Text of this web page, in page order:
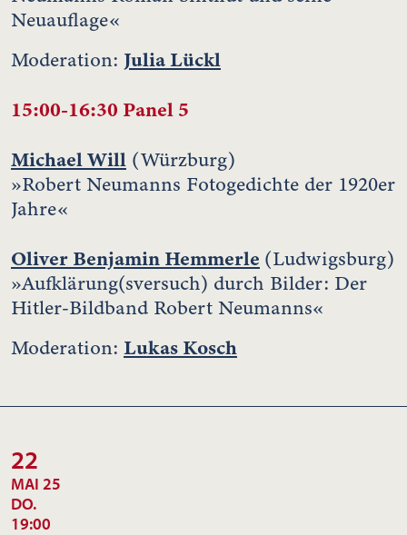
Neuauflage«
Moderation: Julia Lückl
15:00-16:30 Panel 5
Michael Will (Würzburg)
»Robert Neumanns Fotogedichte der 1920er
Jahre«
Oliver Benjamin Hemmerle (Ludwigsburg)
»Aufklärung(sversuch) durch Bilder: Der
Hitler-Bildband Robert Neumanns«
Moderation: Lukas Kosch
22
MAI 25
DO.
19:00